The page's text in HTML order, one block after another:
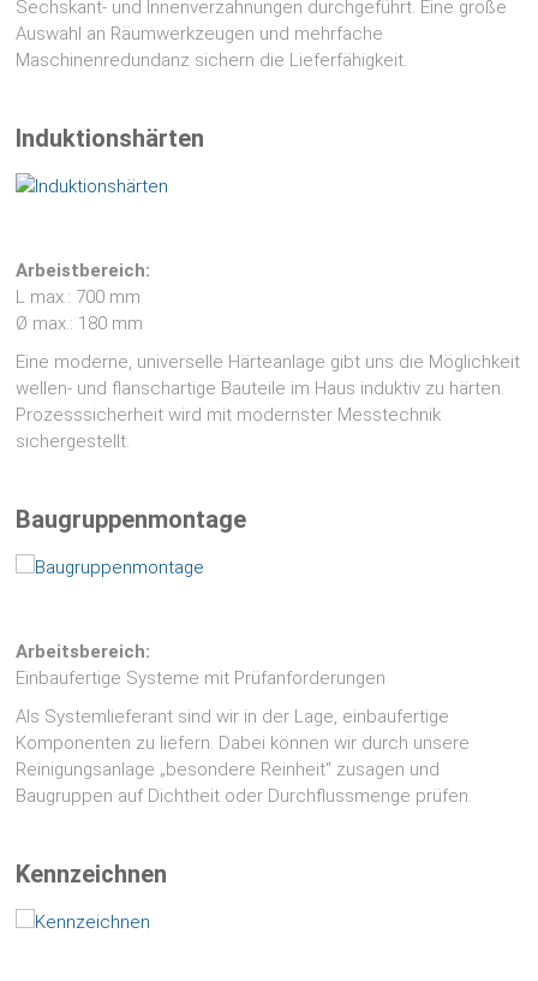
Sechskant- und Innenverzahnungen durchgeführt. Eine große
Auswahl an Räumwerkzeugen und mehrfache
Maschinenredundanz sichern die Lieferfähigkeit.
Induktionshärten
Arbeistbereich:
L max.: 700 mm
Ø max.: 180 mm
Eine moderne, universelle Härteanlage gibt uns die Möglichkeit
wellen- und flanschartige Bauteile im Haus induktiv zu härten.
Prozesssicherheit wird mit modernster Messtechnik
sichergestellt.
Baugruppenmontage
Arbeitsbereich:
Einbaufertige Systeme mit Prüfanforderungen
Als Systemlieferant sind wir in der Lage, einbaufertige
Komponenten zu liefern. Dabei können wir durch unsere
Reinigungsanlage „besondere Reinheit“ zusagen und
Baugruppen auf Dichtheit oder Durchflussmenge prüfen.
Kennzeichnen